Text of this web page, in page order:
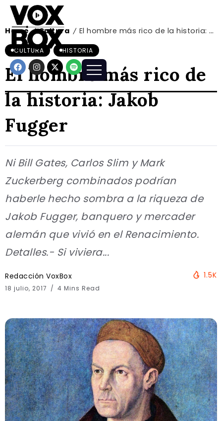
Home / Cultura / El hombre más rico de la historia: Jakob Fugger
CULTURA HISTORIA
El hombre más rico de
la historia: Jakob
Fugger
Ni Bill Gates, Carlos Slim y Mark
Zuckerberg combinados podrían
haberle hecho sombra a la riqueza de
Jakob Fugger, banquero y mercader
alemán que vivió en el Renacimiento.
Detalles.- Si viviera...
Redacción VoxBox
18 julio, 2017 4 Mins Read
1.5K